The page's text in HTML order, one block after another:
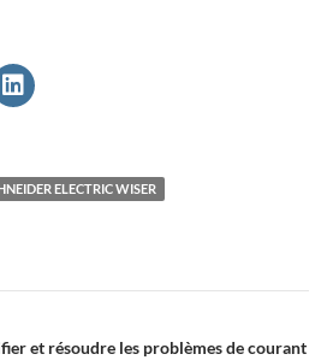
ELECTRIC WISER
et résoudre les problèmes de courant